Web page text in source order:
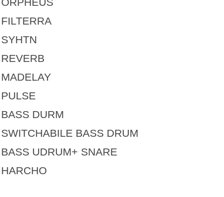
FILTERRA
SYHTN
REVERB
MADELAY
PULSE
BASS DURM
SWITCHABILE BASS DRUM
BASS UDRUM+ SNARE
HARCHO